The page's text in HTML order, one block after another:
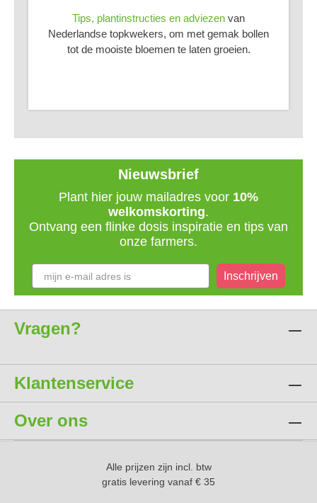
Tips, plantinstructies en adviezen van
Nederlandse topkwekers, om met gemak bollen
tot de mooiste bloemen te laten groeien.
Nieuwsbrief
Plant hier jouw mailadres voor 10%
welkomskorting.
Ontvang een flinke dosis inspiratie en tips van
onze farmers.
Inschrijven
Vragen?
Klantenservice
Over ons
Alle prijzen zijn incl. btw
gratis levering vanaf € 35